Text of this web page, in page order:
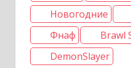
Новогодние
Фнаф
Brawl
DemonSlayer